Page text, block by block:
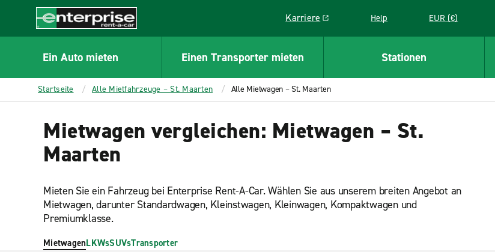
CONTENT
Enterprise
Karriere
Link opens in a new window
Help EUR (€)
Ein Auto mieten Einen Transporter mieten Stationen
Startseite Alle Mietfahrzeuge – St. Maarten Alle Mietwagen – St. Maarten
Mietwagen vergleichen: Mietwagen – St.
Maarten
Mieten Sie ein Fahrzeug bei Enterprise Rent-A-Car. Wählen Sie aus unserem breiten Angebot an
Mietwagen, darunter Standardwagen, Kleinstwagen, Kleinwagen, Kompaktwagen und
Premiumklasse.
MietwagenLKWsSUVsTransporter